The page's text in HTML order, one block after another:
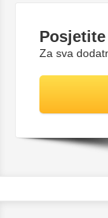
Za sva